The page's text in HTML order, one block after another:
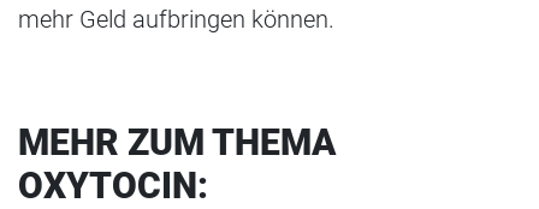
mehr Geld aufbringen können.
MEHR ZUM THEMA
OXYTOCIN: